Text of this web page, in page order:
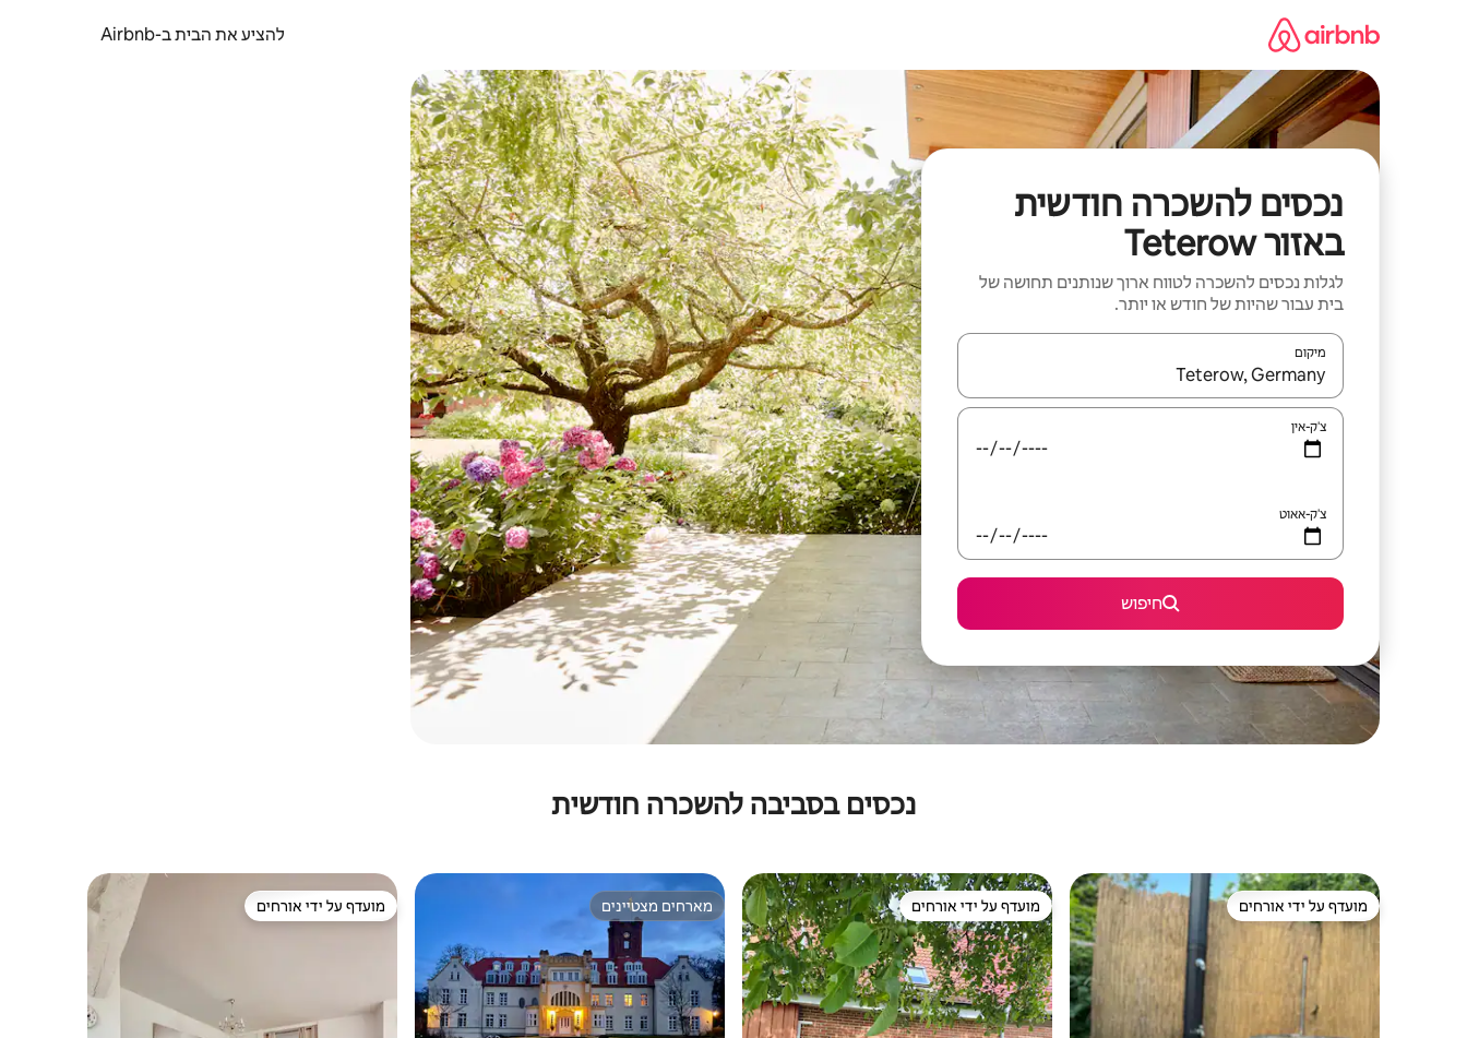
להציע את הבית ב-Airbnb
נכסים להשכרה חודשית
באזור Teterow
לגלות נכסים להשכרה לטווח ארוך שנותנים תחושה של
בית עבור שהיות של חודש או יותר.
מיקום
כאשר התוצאות יהיו זמינות, יש לנווט עם מקשי החיצים למעלה ולמטה או לעיין בעזרת תנועות מגע או החלקה.
צ'ק-אין
צ'ק-אאוט
חיפוש
נכסים בסביבה להשכרה חודשית
מועדף על ידי אורחים
מועדף על ידי אורחים מועדף על ידי אורחים
מועדף על ידי אורחים מארחים מצטיינים
מארחים מצטיינים מועדף על ידי אורחים
מועדף על ידי אורחים